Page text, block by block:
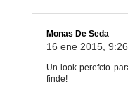
Monas De Seda
16 ene 2015,
Un look perefcto
finde!